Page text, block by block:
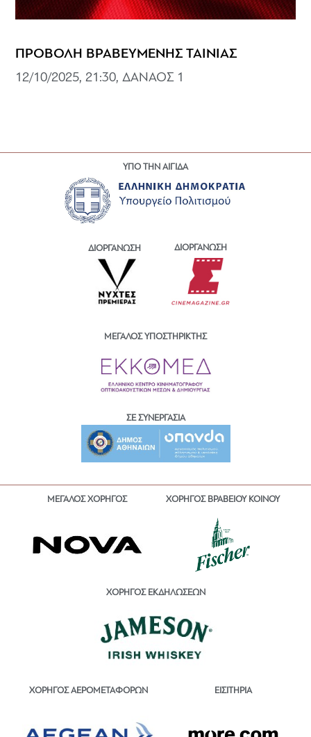
ΠΡΟΒΟΛΗ ΒΡΑΒΕΥΜΕΝΗΣ ΤΑΙΝΙΑΣ
12/10/2025, 21:30, ΔΑΝΑΟΣ 1
ΥΠΟ ΤΗΝ ΑΙΓΙΔΑ
ΔΙΟΡΓΑΝΩΣΗ ΔΙΟΡΓΑΝΩΣΗ
ΜΕΓΑΛΟΣ ΥΠΟΣΤΗΡΙΚΤΗΣ
ΣΕ ΣΥΝΕΡΓΑΣΙΑ
ΜΕΓΑΛΟΣ ΧΟΡΗΓΟΣ ΧΟΡΗΓΟΣ ΒΡΑΒΕΙΟΥ ΚΟΙΝΟΥ
ΧΟΡΗΓΟΣ ΕΚΔΗΛΩΣΕΩΝ
ΧΟΡΗΓΟΣ ΑΕΡΟΜΕΤΑΦΟΡΩΝ ΕΙΣΙΤΗΡΙΑ